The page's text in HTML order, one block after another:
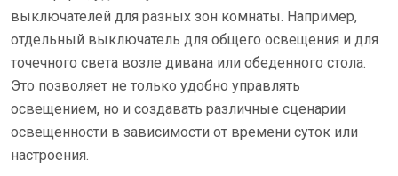
выключателей для разных зон комнаты. Например,
отдельный выключатель для общего освещения и для
точечного света возле дивана или обеденного стола.
Это позволяет не только удобно управлять
освещением, но и создавать различные сценарии
освещенности в зависимости от времени суток или
настроения.